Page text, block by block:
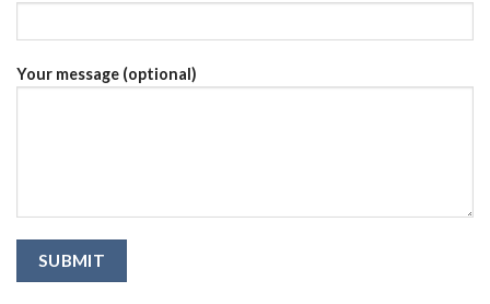
Your message (optional)